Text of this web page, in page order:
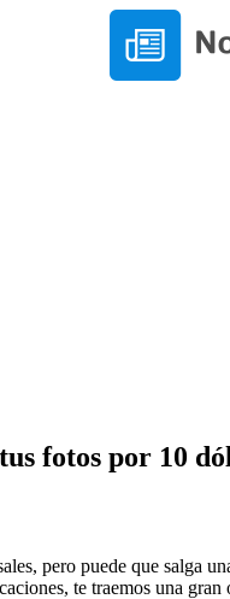
fotos por 10
pero puede que salga
te traemos una gran